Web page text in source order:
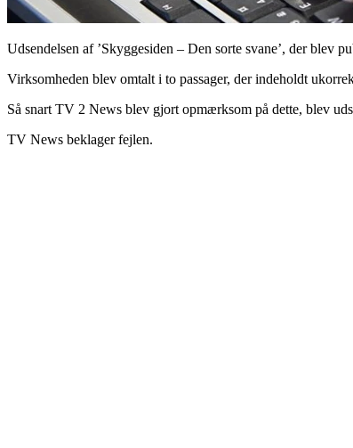
Udsendelsen af ’Skyggesiden – Den sorte svane’, der blev
Virksomheden blev omtalt i to passager, der indeholdt
Så snart TV 2 News blev gjort opmærksom på dette, blev
TV News beklager fejlen.